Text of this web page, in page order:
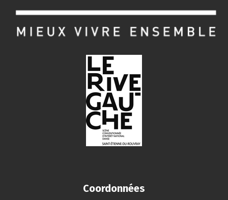
Coordonnées